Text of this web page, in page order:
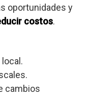
oportunidades y
costos.
cambios